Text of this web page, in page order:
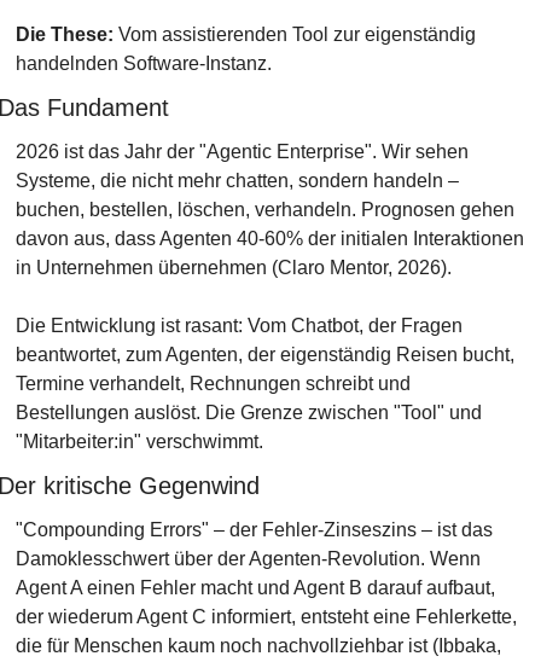
Die These: Vom assistierenden Tool zur eigenständig
handelnden Software-Instanz.
Fundament
2026 ist das Jahr der "Agentic Enterprise". Wir sehen
Systeme, die nicht mehr chatten, sondern handeln –
buchen, bestellen, löschen, verhandeln. Prognosen gehen
davon aus, dass Agenten 40-60% der initialen Interaktionen
in Unternehmen übernehmen (Claro Mentor, 2026).
Die Entwicklung ist rasant: Vom Chatbot, der Fragen
beantwortet, zum Agenten, der eigenständig Reisen bucht,
Termine verhandelt, Rechnungen schreibt und
Bestellungen auslöst. Die Grenze zwischen "Tool" und
"Mitarbeiter:in" verschwimmt.
kritische Gegenwind
"Compounding Errors" – der Fehler-Zinseszins – ist das
Damoklesschwert über der Agenten-Revolution. Wenn
Agent A einen Fehler macht und Agent B darauf aufbaut,
der wiederum Agent C informiert, entsteht eine Fehlerkette,
die für Menschen kaum noch nachvollziehbar ist (Ibbaka,